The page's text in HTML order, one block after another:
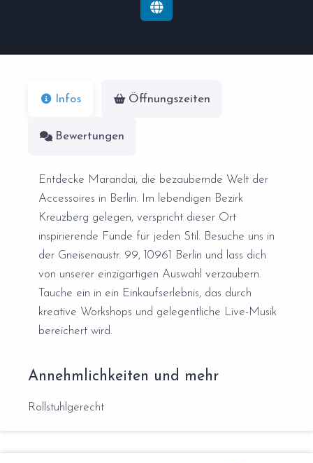
Infos Öffnungszeiten
Bewertungen
Entdecke Marandai, die bezaubernde Welt der
Accessoires in Berlin. Im lebendigen Bezirk
Kreuzberg gelegen, verspricht dieser Ort
inspirierende Funde für jeden Stil. Besuche uns in
der Gneisenaustr. 99, 10961 Berlin und lass dich
von unserer einzigartigen Auswahl verzaubern.
Tauche ein in ein Einkaufserlebnis, das durch
kreative Workshops und gelegentliche Live-Musik
bereichert wird.
Annehmlichkeiten und mehr
Rollstuhlgerecht